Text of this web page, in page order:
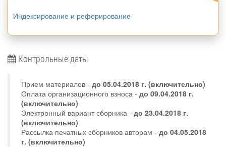
Индексирование и реферирование
Контрольные даты
Прием материалов - до 05.04.2018 г. (включительно)
Оплата организационного взноса - до 09.04.2018 г.
(включительно)
Электронный вариант сборника - до 23.04.2018 г.
(включительно)
Рассылка печатных сборников авторам - до 04.05.2018
г. (включительно)